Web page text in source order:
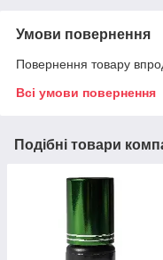
Умови повернення
Повернення товару
Всі умови повернення
Подібні товари